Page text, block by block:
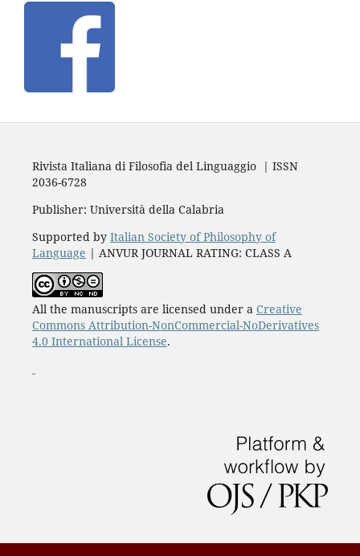
Rivista Italiana di Filosofia del Linguaggio | ISSN
2036-6728
Publisher: Università della Calabria
Supported by Italian Society of Philosophy of
Language | ANVUR JOURNAL RATING: CLASS A
All the manuscripts are licensed under a Creative
Commons Attribution-NonCommercial-NoDerivatives
4.0 International License.